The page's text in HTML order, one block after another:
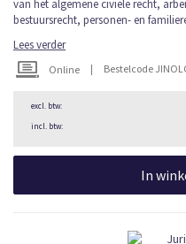
van het algemene civiele recht,
bestuursrecht, personen- en
Lees verder
Online | Bestelcode
In